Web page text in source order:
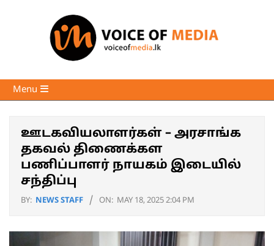
Voice
of
Primary
Navigation
Menu
ஊடகவியலாளர்கள் – அரசாங்க
தகவல் திணைக்கள
பணிப்பாளர் நாயகம் இடையில்
சந்திப்பு
BY: NEWS STAFF ON: MAY 18, 2025 2:04 PM